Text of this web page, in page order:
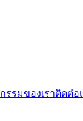
รรมของเราติดต่อ